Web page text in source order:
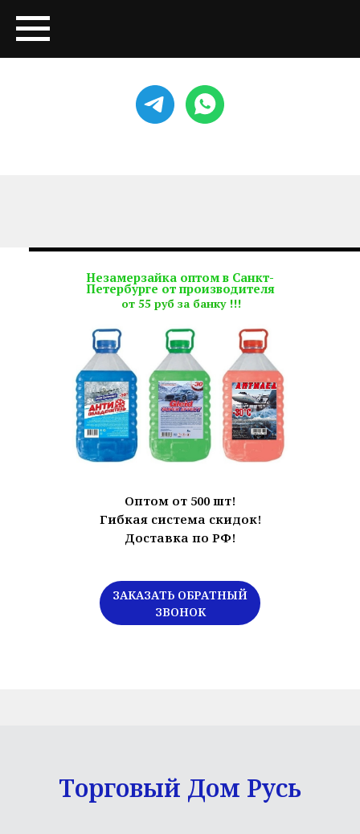
Незамерзайка оптом в Санкт-
Петербурге от производителя
Оптом от 500 шт!
Гибкая система скидок!
Доставка по РФ!
ЗАКАЗАТЬ ОБРАТНЫЙ
ЗВОНОК
от 55 руб за банку !!!
Торговый Дом Русь